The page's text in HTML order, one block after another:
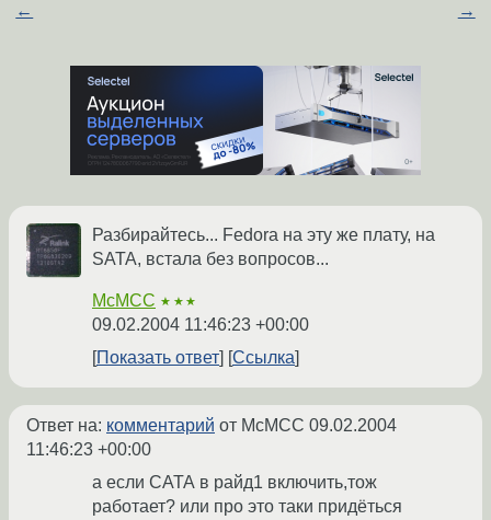
← →
Разбирайтесь... Fedora на эту же плату, на
SATA, встала без вопросов...
McMCC ★★★
09.02.2004 11:46:23 +00:00
Показать ответ
Ссылка
Ответ на: комментарий от McMCC 09.02.2004
11:46:23 +00:00
а если САТА в райд1 включить,тож
работает? или про это таки придёться